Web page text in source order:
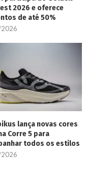
2026 e oferece
de até 50%
lança novas cores
Corre 5 para
todos os estilos